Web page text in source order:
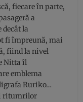
fiecare în parte,
a
la
fi împreună, mai
fiind la nivel
Nitta îl
emblema
Ruriko…
ritumrilor